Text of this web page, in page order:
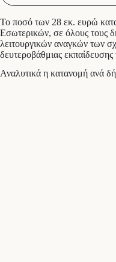
Το ποσό των 28 εκ. ευρώ
Εσωτερικών, σε όλους τους
λειτουργικών αναγκών των
δευτεροβάθμιας
Αναλυτικά η κατανομή ανά